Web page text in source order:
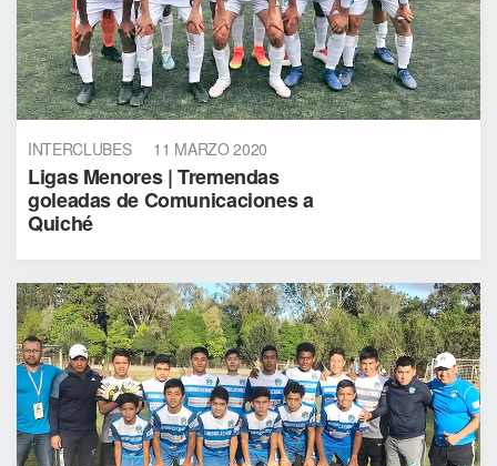
INTERCLUBES 11 MARZO 2020
Ligas Menores | Tremendas
goleadas de Comunicaciones a
Quiché